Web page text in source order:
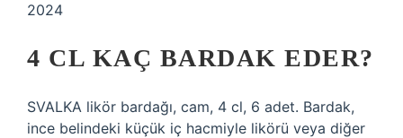
2024
4 CL KAÇ BARDAK EDER?
SVALKA likör bardağı, cam, 4 cl, 6 adet. Bardak,
ince belindeki küçük iç hacmiyle likörü veya diğer